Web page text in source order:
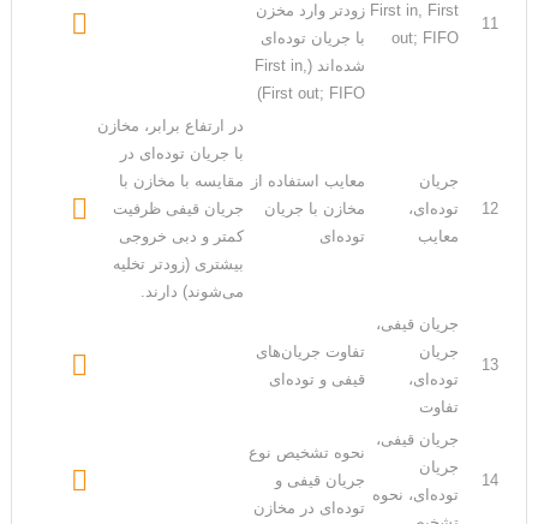
11
First in, First
out; FIFO
زودتر وارد مخزن
با جریان توده‌ای
شده‌اند (First in,
First out; FIFO)

12
جریان
توده‌ای،
معایب
معایب استفاده از
مخازن با جریان
توده‌ای
در ارتفاع برابر، مخازن
با جریان توده‌ای در
مقایسه با مخازن با
جریان قیفی ظرفیت
کمتر و دبی خروجی
بیشتری (زودتر تخلیه
می‌شوند) دارند.

13
جریان قیفی،
جریان
توده‌ای،
تفاوت
تفاوت جریان‌های
قیفی و توده‌ای

14
جریان قیفی،
جریان
توده‌ای، نحوه
نحوه تشخیص نوع
جریان قیفی و
توده‌ای در مخازن
